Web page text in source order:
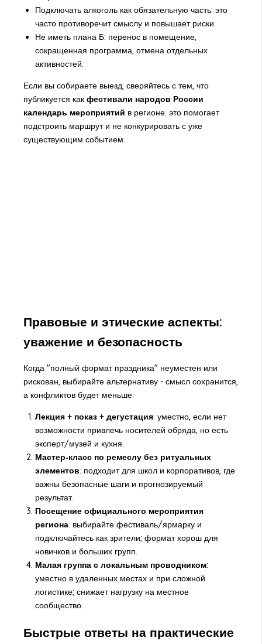
Подключать алкоголь как обязательную часть: это
часто противоречит смыслу и повышает риски.
Не иметь плана Б: перенос в помещение,
сокращенная программа, отмена отдельных
активностей.
Если вы собираете выезд, сверяйтесь с тем, что
публикуется как фестивали народов России
календарь мероприятий в регионе: это помогает
подстроить маршрут и не конкурировать с уже
существующим событием.
Правовые и этические аспекты:
уважение и безопасность
Когда "полный формат праздника" неуместен или
рискован, выбирайте альтернативу - смысл сохранится,
а конфликтов будет меньше.
Лекция + показ + дегустация: уместно, если нет
возможности привлечь носителей обряда, но есть
эксперт/музей и кухня.
Мастер‑класс по ремеслу без ритуальных
элементов: подходит для школ и корпоративов, где
важны безопасные шаги и прогнозируемый
результат.
Посещение официального мероприятия
региона: выбирайте фестиваль/ярмарку и
подключайтесь как зрители; формат хорош для
новичков и больших групп.
Малая группа с локальным проводником:
уместно в удаленных местах и при сложной
логистике; снижает нагрузку на местное
сообщество.
Быстрые ответы на практические